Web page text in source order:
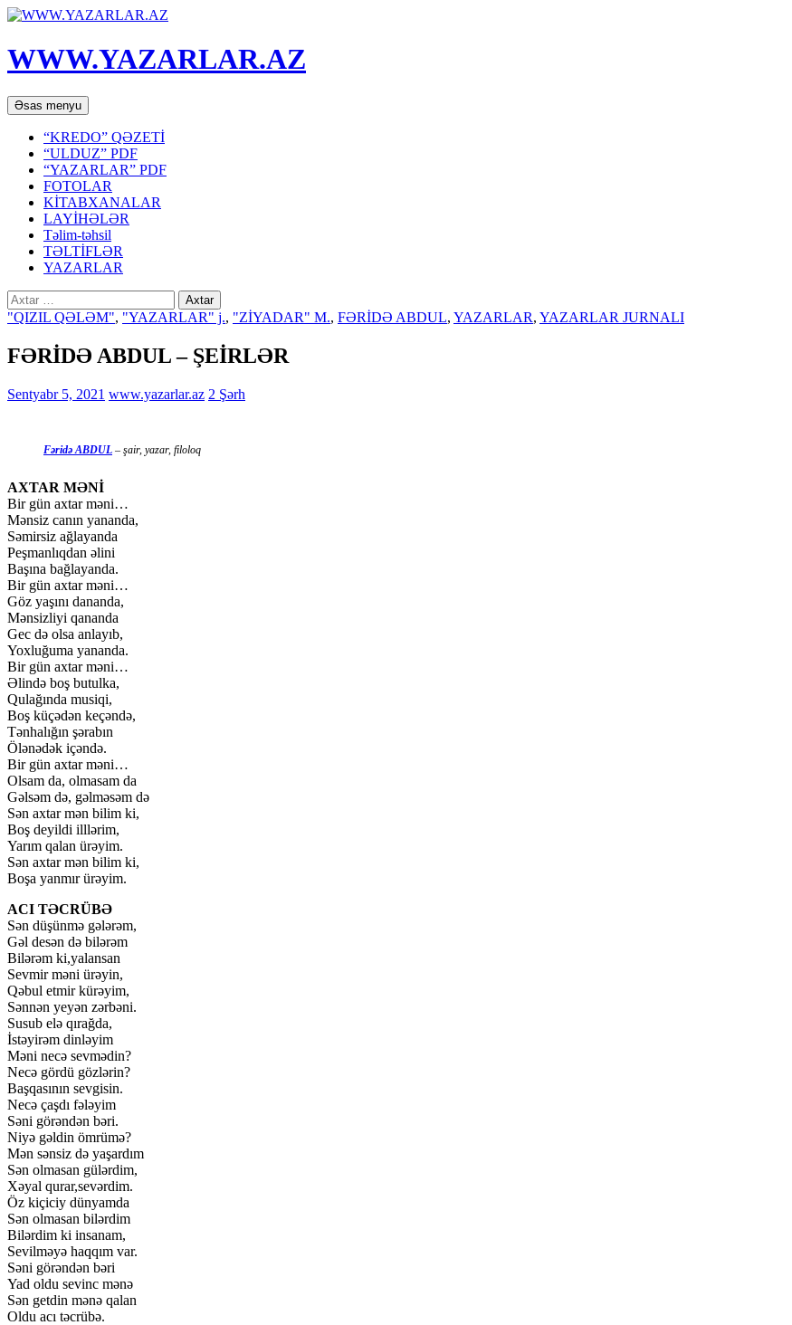
WWW.YAZARLAR.AZ
Axtar
Əsas menyu Mühtəviyyata
keç
“KREDO” QƏZETİ
“ULDUZ” PDF
“YAZARLAR” PDF
FOTOLAR
KİTABXANALAR
LAYİHƏLƏR
Təlim-təhsil
TƏLTİFLƏR
YAZARLAR
Axtarış:
"QIZIL QƏLƏM", "YAZARLAR" j., "ZİYADAR" M., FƏRİDƏ ABDUL, YAZARLAR, YAZARLAR JURNALI
FƏRİDƏ ABDUL – ŞEİRLƏR
Sentyabr 5, 2021 www.yazarlar.az 2 Şərh
Fəridə ABDUL – şair, yazar, filoloq
AXTAR MƏNİ
Bir gün axtar məni…
Mənsiz canın yananda,
Səmirsiz ağlayanda
Peşmanlıqdan əlini
Başına bağlayanda.
Bir gün axtar məni…
Göz yaşını dananda,
Mənsizliyi qananda
Gec də olsa anlayıb,
Yoxluğuma yananda.
Bir gün axtar məni…
Əlində boş butulka,
Qulağında musiqi,
Boş küçədən keçəndə,
Tənhalığın şərabın
Ölənədək içəndə.
Bir gün axtar məni…
Olsam da, olmasam da
Gəlsəm də, gəlməsəm də
Sən axtar mən bilim ki,
Boş deyildi illlərim,
Yarım qalan ürəyim.
Sən axtar mən bilim ki,
Boşa yanmır ürəyim.
ACI TƏCRÜBƏ
Sən düşünmə gələrəm,
Gəl desən də bilərəm
Bilərəm ki,yalansan
Sevmir məni ürəyin,
Qəbul etmir kürəyim,
Sənnən yeyən zərbəni.
Susub elə qırağda,
İstəyirəm dinləyim
Məni necə sevmədin?
Necə gördü gözlərin?
Başqasının sevgisin.
Necə çaşdı fələyim
Səni görəndən bəri.
Niyə gəldin ömrümə?
Mən sənsiz də yaşardım
Sən olmasan gülərdim,
Xəyal qurar,sevərdim.
Öz kiçiciy dünyamda
Sən olmasan bilərdim
Bilərdim ki insanam,
Sevilməyə haqqım var.
Səni görəndən bəri
Yad oldu sevinc mənə
Sən getdin mənə qalan
Oldu acı təcrübə.